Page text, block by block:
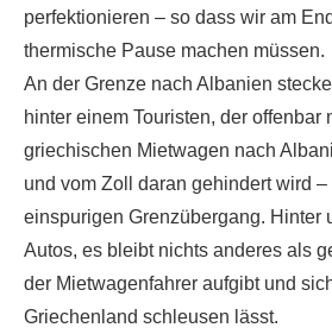
perfektionieren – so dass wir am
thermische Pause machen müssen.
An der Grenze nach Albanien
hinter einem Touristen, der offenbar
griechischen Mietwagen nach
und vom Zoll daran gehindert wird
einspurigen Grenzübergang. Hinter
Autos, es bleibt nichts anderes als
der Mietwagenfahrer aufgibt und
Griechenland schleusen lässt.